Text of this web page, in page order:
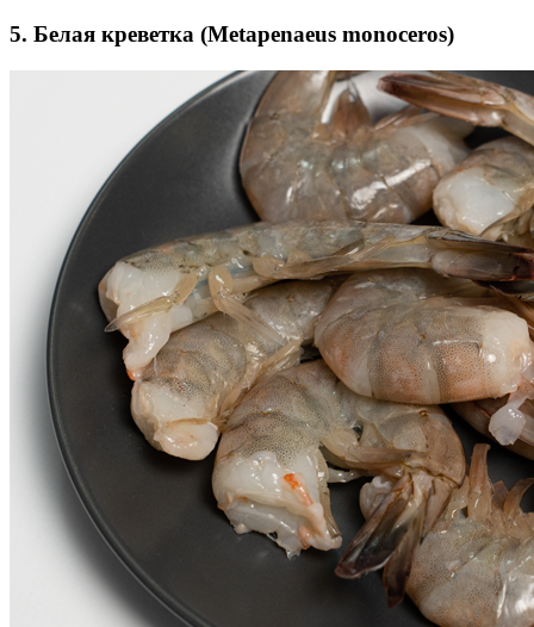
5. Белая креветка (Metapenaeus monoceros)